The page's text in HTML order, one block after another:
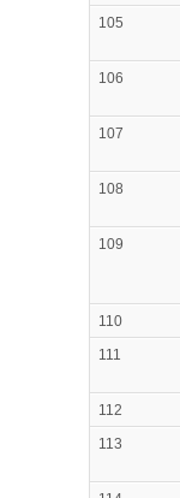
105
106
107
108
109
110
111
112
113